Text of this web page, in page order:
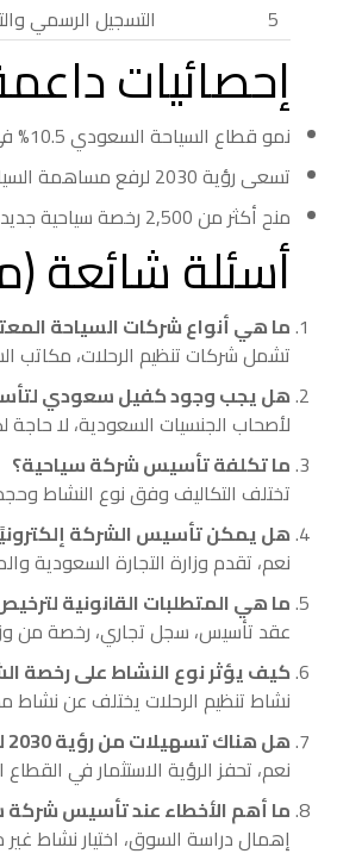
5
التسجيل الرسمي
إحصائيات
نمو قطاع السياحة السعودي 10.5% في 2024[هيئة السياحة السعودية].
تسعى رؤية 2030 لرفع مساهمة السياحة إلى 10% من الناتج المحلي مع خلق أكثر من 1.6 مليون وظيفة[رؤية 2030].
منح أكثر من 2,500 رخصة سياحية جديدة في 2025[هيئة السياحة السعودية].
أسئلة شائعة
ما هي أنواع شركات السياحة
تشمل شركات تنظيم الرحلات، مكاتب
هل يجب وجود كفيل سعودي
لأصحاب الجنسيات السعودية، لا حاجة
ما تكلفة تأسيس شركة سياحية؟
تختلف التكاليف وفق نوع النشاط
هل يمكن تأسيس الشركة
نعم، تقدم وزارة التجارة السعودية
ما هي المتطلبات القانونية
عقد تأسيس، سجل تجاري، رخصة من
كيف يؤثر نوع النشاط على رخصة
نشاط تنظيم الرحلات يختلف عن نشاط
هل هناك تسهيلات من رؤية 2030 لتأسيس الشركات السياحية؟
نعم، تحفز الرؤية الاستثمار في
ما أهم الأخطاء عند تأسيس شركة
إهمال دراسة السوق، اختيار نشاط